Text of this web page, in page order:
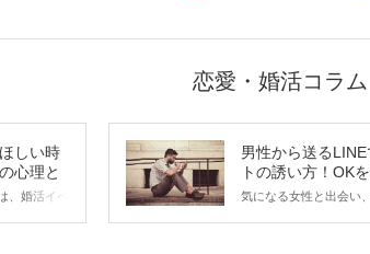
恋愛・婚活コラム
しい時
心理と
、婚活イベ
男性から送る
トの誘い方！OK
すいメッセージの
気になる女性と出会い